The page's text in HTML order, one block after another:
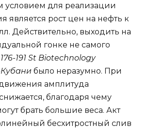
для реализации
является рост цен на нефть к
Действительно, выходить на
гонке не самого
191 St Biotechnology
было неразумно. При
амплитуда
благодаря чему
брать большие веса. Акт
бесхитростный слив